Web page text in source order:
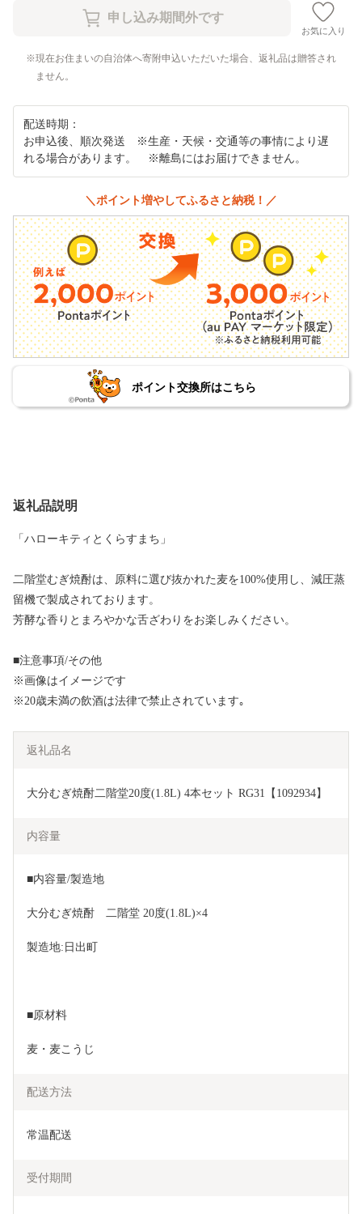
お気に入り
現在お住まいの自治体へ寄附申込いただいた場合、返礼品は贈答され
ません。
配送時期：
お申込後、順次発送 ※生産・天候・交通等の事情により遅
れる場合があります。 ※離島にはお届けできません。
＼ポイント増やしてふるさと納税！／
ポイント交換所はこちら
返礼品説明
「ハローキティとくらすまち」
二階堂むぎ焼酎は、原料に選び抜かれた麦を100%使用し、減圧蒸
留機で製成されております。
芳酵な香りとまろやかな舌ざわりをお楽しみください。
■注意事項/その他
※画像はイメージです
※20歳未満の飲酒は法律で禁止されています｡
返礼品名
大分むぎ焼酎二階堂20度(1.8L) 4本セット RG31【1092934】
内容量
■内容量/製造地
大分むぎ焼酎　二階堂 20度(1.8L)×4
製造地:日出町
■原材料
麦・麦こうじ
配送方法
常温配送
受付期間